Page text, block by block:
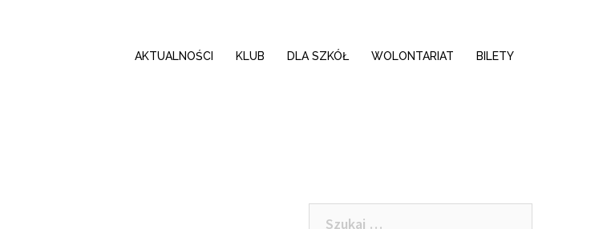
AKTUALNOŚCI KLUB DLA SZKÓŁ WOLONTARIAT BILETY
Szukaj: